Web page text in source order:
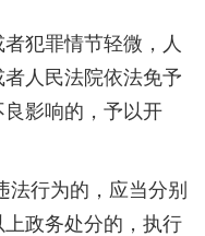
犯罪情节轻微，人
人民法院依法免予
影响的，予以开
法行为的，应当分别
政务处分的，执行